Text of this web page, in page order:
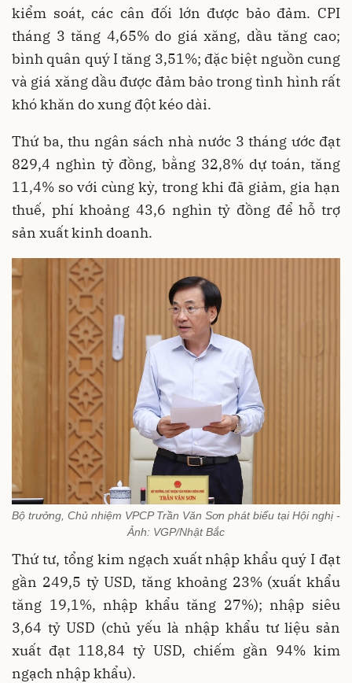
kiểm soát, các cân đối lớn được bảo đảm. CPI
tháng 3 tăng 4,65% do giá xăng, dầu tăng cao;
bình quân quý I tăng 3,51%; đặc biệt nguồn cung
và giá xăng dầu được đảm bảo trong tình hình rất
khó khăn do xung đột kéo dài.
Thứ ba, thu ngân sách nhà nước 3 tháng ước đạt
829,4 nghìn tỷ đồng, bằng 32,8% dự toán, tăng
11,4% so với cùng kỳ, trong khi đã giảm, gia hạn
thuế, phí khoảng 43,6 nghìn tỷ đồng để hỗ trợ
sản xuất kinh doanh.
Bộ trưởng, Chủ nhiệm VPCP Trần Văn Sơn phát biểu tại Hội nghị -
Ảnh: VGP/Nhật Bắc
Thứ tư, tổng kim ngạch xuất nhập khẩu quý I đạt
gần 249,5 tỷ USD, tăng khoảng 23% (xuất khẩu
tăng 19,1%, nhập khẩu tăng 27%); nhập siêu
3,64 tỷ USD (chủ yếu là nhập khẩu tư liệu sản
xuất đạt 118,84 tỷ USD, chiếm gần 94% kim
ngạch nhập khẩu).